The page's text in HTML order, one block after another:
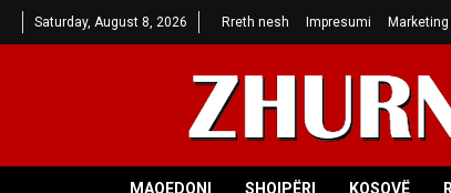
Saturday, August 8, 2026 Rreth nesh Impresumi Marketing
MAQEDONI SHQIPËRI KOSOVË